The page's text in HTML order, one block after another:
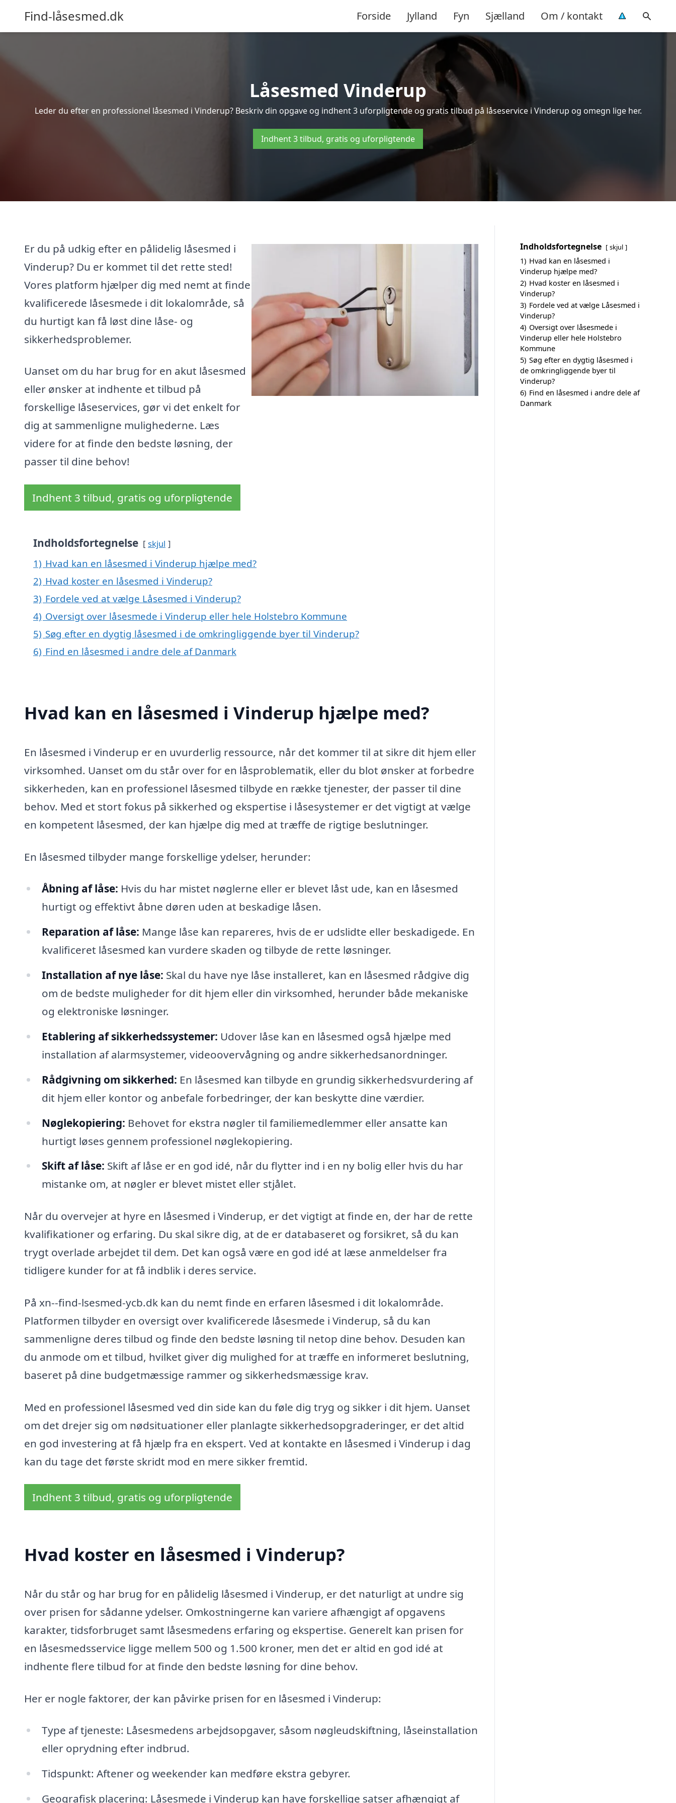
Find-låsesmed.dk Forside Jylland Fyn Sjælland Om / kontakt
Låsesmed Vinderup
Leder du efter en professionel låsesmed i Vinderup? Beskriv din opgave og indhent 3 uforpligtende og gratis tilbud på låseservice i Vinderup og omegn lige her.
Indhent 3 tilbud, gratis og uforpligtende
Er du på udkig efter en pålidelig låsesmed i
Vinderup? Du er kommet til det rette sted!
Vores platform hjælper dig med nemt at finde
kvalificerede låsesmede i dit lokalområde, så
du hurtigt kan få løst dine låse- og
sikkerhedsproblemer.
Uanset om du har brug for en akut låsesmed
eller ønsker at indhente et tilbud på
forskellige låseservices, gør vi det enkelt for
dig at sammenligne mulighederne. Læs
videre for at finde den bedste løsning, der
passer til dine behov!
Indhent 3 tilbud, gratis og uforpligtende
Indholdsfortegnelse skjul
1) Hvad kan en låsesmed i Vinderup hjælpe med?
2) Hvad koster en låsesmed i Vinderup?
3) Fordele ved at vælge Låsesmed i Vinderup?
4) Oversigt over låsesmede i Vinderup eller hele Holstebro Kommune
5) Søg efter en dygtig låsesmed i de omkringliggende byer til Vinderup?
6) Find en låsesmed i andre dele af Danmark
Hvad kan en låsesmed i Vinderup hjælpe med?
En låsesmed i Vinderup er en uvurderlig ressource, når det kommer til at sikre dit hjem eller
virksomhed. Uanset om du står over for en låsproblematik, eller du blot ønsker at forbedre
sikkerheden, kan en professionel låsesmed tilbyde en række tjenester, der passer til dine
behov. Med et stort fokus på sikkerhed og ekspertise i låsesystemer er det vigtigt at vælge
en kompetent låsesmed, der kan hjælpe dig med at træffe de rigtige beslutninger.
En låsesmed tilbyder mange forskellige ydelser, herunder:
Åbning af låse: Hvis du har mistet nøglerne eller er blevet låst ude, kan en låsesmed
hurtigt og effektivt åbne døren uden at beskadige låsen.
Reparation af låse: Mange låse kan repareres, hvis de er udslidte eller beskadigede. En
kvalificeret låsesmed kan vurdere skaden og tilbyde de rette løsninger.
Installation af nye låse: Skal du have nye låse installeret, kan en låsesmed rådgive dig
om de bedste muligheder for dit hjem eller din virksomhed, herunder både mekaniske
og elektroniske løsninger.
Etablering af sikkerhedssystemer: Udover låse kan en låsesmed også hjælpe med
installation af alarmsystemer, videoovervågning og andre sikkerhedsanordninger.
Rådgivning om sikkerhed: En låsesmed kan tilbyde en grundig sikkerhedsvurdering af
dit hjem eller kontor og anbefale forbedringer, der kan beskytte dine værdier.
Nøglekopiering: Behovet for ekstra nøgler til familiemedlemmer eller ansatte kan
hurtigt løses gennem professionel nøglekopiering.
Skift af låse: Skift af låse er en god idé, når du flytter ind i en ny bolig eller hvis du har
mistanke om, at nøgler er blevet mistet eller stjålet.
Når du overvejer at hyre en låsesmed i Vinderup, er det vigtigt at finde en, der har de rette
kvalifikationer og erfaring. Du skal sikre dig, at de er databaseret og forsikret, så du kan
trygt overlade arbejdet til dem. Det kan også være en god idé at læse anmeldelser fra
tidligere kunder for at få indblik i deres service.
På xn--find-lsesmed-ycb.dk kan du nemt finde en erfaren låsesmed i dit lokalområde.
Platformen tilbyder en oversigt over kvalificerede låsesmede i Vinderup, så du kan
sammenligne deres tilbud og finde den bedste løsning til netop dine behov. Desuden kan
du anmode om et tilbud, hvilket giver dig mulighed for at træffe en informeret beslutning,
baseret på dine budgetmæssige rammer og sikkerhedsmæssige krav.
Med en professionel låsesmed ved din side kan du føle dig tryg og sikker i dit hjem. Uanset
om det drejer sig om nødsituationer eller planlagte sikkerhedsopgraderinger, er det altid
en god investering at få hjælp fra en ekspert. Ved at kontakte en låsesmed i Vinderup i dag
kan du tage det første skridt mod en mere sikker fremtid.
Indhent 3 tilbud, gratis og uforpligtende
Hvad koster en låsesmed i Vinderup?
Når du står og har brug for en pålidelig låsesmed i Vinderup, er det naturligt at undre sig
over prisen for sådanne ydelser. Omkostningerne kan variere afhængigt af opgavens
karakter, tidsforbruget samt låsesmedens erfaring og ekspertise. Generelt kan prisen for
en låsesmedsservice ligge mellem 500 og 1.500 kroner, men det er altid en god idé at
indhente flere tilbud for at finde den bedste løsning for dine behov.
Her er nogle faktorer, der kan påvirke prisen for en låsesmed i Vinderup:
Type af tjeneste: Låsesmedens arbejdsopgaver, såsom nøgleudskiftning, låseinstallation
eller oprydning efter indbrud.
Tidspunkt: Aftener og weekender kan medføre ekstra gebyrer.
Geografisk placering: Låsesmede i Vinderup kan have forskellige satser afhængigt af
Indholdsfortegnelse skjul
1) Hvad kan en låsesmed i
Vinderup hjælpe med?
2) Hvad koster en låsesmed i
Vinderup?
3) Fordele ved at vælge Låsesmed i
Vinderup?
4) Oversigt over låsesmede i
Vinderup eller hele Holstebro
Kommune
5) Søg efter en dygtig låsesmed i
de omkringliggende byer til
Vinderup?
6) Find en låsesmed i andre dele af
Danmark